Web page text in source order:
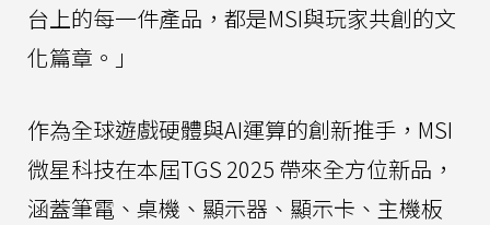
台上的每一件產品，都是MSI與玩家共創的文
化篇章。」
作為全球遊戲硬體與AI運算的創新推手，MSI
微星科技在本屆TGS 2025 帶來全方位新品，
涵蓋筆電、桌機、顯示器、顯示卡、主機板